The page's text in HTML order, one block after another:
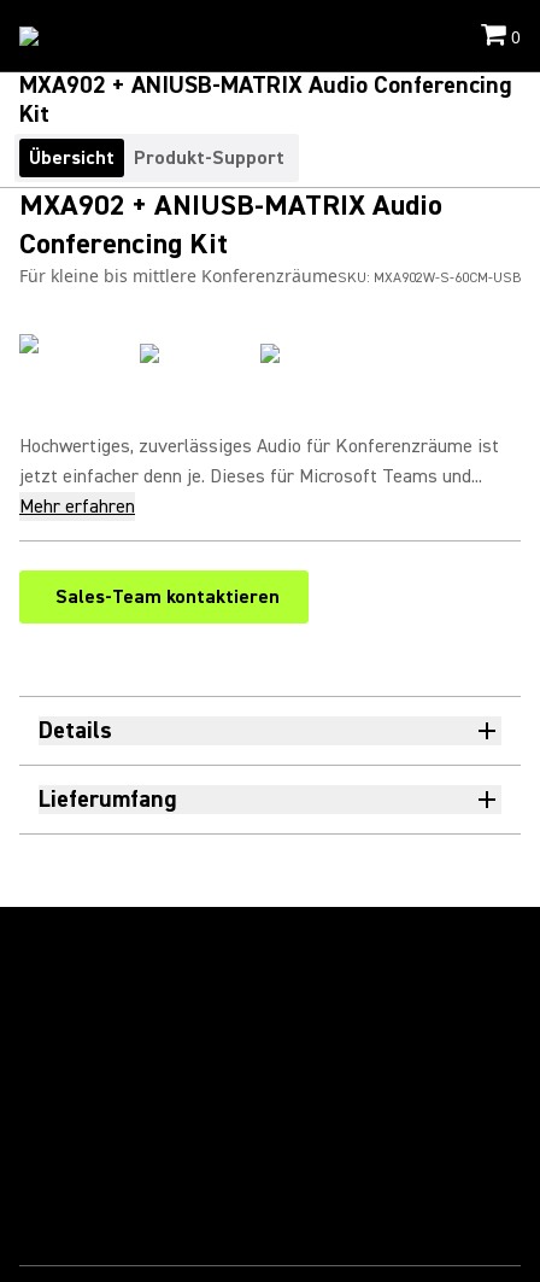
0
MXA902 + ANIUSB-MATRIX Audio Conferencing
Kit
Übersicht Produkt-Support
MXA902 + ANIUSB-MATRIX Audio
Conferencing Kit
Für kleine bis mittlere KonferenzräumeSKU: MXA902W-S-60CM-USB
Hochwertiges, zuverlässiges Audio für Konferenzräume ist
jetzt einfacher denn je. Dieses für Microsoft Teams und...
Mehr erfahren
Sales-Team kontaktieren
Details
Lieferumfang